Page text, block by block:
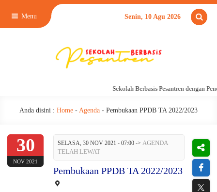
Menu Senin, 10 Agu 2026
Sekolah Berbasis Pesantren dengan
Anda disini : Home - Agenda - Pembukaan PPDB TA 2022/2023
30
NOV 2021
SELASA, 30 NOV 2021 - 07:00 -> AGENDA
TELAH LEWAT
Pembukaan PPDB TA 2022/2023